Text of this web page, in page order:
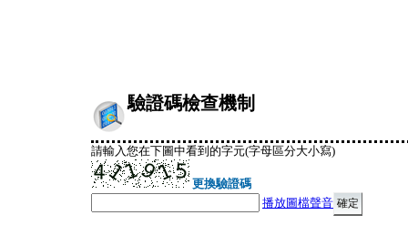
驗證碼檢查機制
請輸入您在下圖中看到的字元(字母區分大小寫)
更換驗證碼
播放圖檔聲音